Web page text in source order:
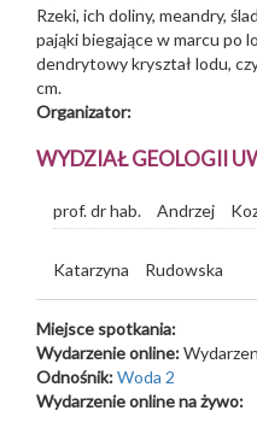
Rzeki, ich doliny, meandry,
pająki biegające w marcu po
dendrytowy kryształ lodu,
cm.
Organizator:
WYDZIAŁ GEOLOGII
prof. dr hab. Andrzej
Katarzyna Rudowska
Miejsce spotkania:
Wydarzenie online:
Odnośnik:Woda 2
Wydarzenie online na żywo: